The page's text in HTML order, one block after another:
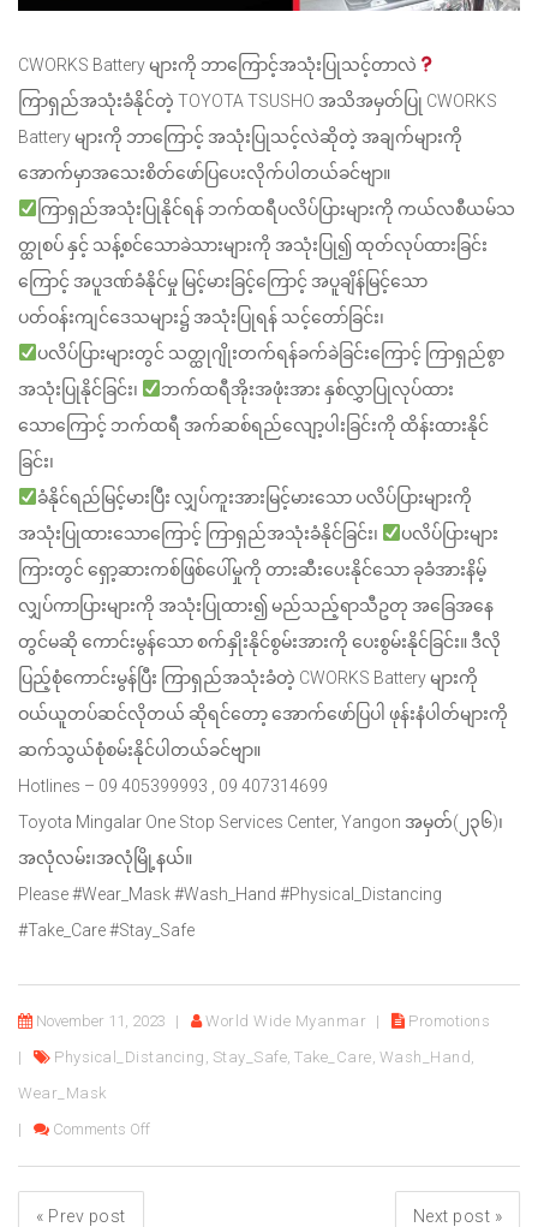
CWORKS Battery များကို ဘာကြောင့်အသုံးပြုသင့်တာလဲ
ကြာရှည်အသုံးခံနိုင်တဲ့ TOYOTA TSUSHO အသိအမှတ်ပြု CWORKS
Battery များကို ဘာကြောင့် အသုံးပြုသင့်လဲဆိုတဲ့ အချက်များကို
အောက်မှာအသေးစိတ်ဖော်ပြပေးလိုက်ပါတယ်ခင်ဗျာ။
ကြာရှည်အသုံးပြုနိုင်ရန် ဘက်ထရီပလိပ်ပြားများကို ကယ်လစီယမ်သ
တ္ထုစပ် နှင့် သန့်စင်သောခဲသားများကို အသုံးပြု၍ ထုတ်လုပ်ထားခြင်း
ကြောင့် အပူဒဏ်ခံနိုင်မှု မြင့်မားခြင့်ကြောင့် အပူချိန်မြင့်သော
ပတ်ဝန်းကျင်ဒေသများ၌ အသုံးပြုရန် သင့်တော်ခြင်း၊
ပလိပ်ပြားများတွင် သတ္ထုဂျိုးတက်ရန်ခက်ခဲခြင်းကြောင့် ကြာရှည်စွာ
အသုံးပြုနိုင်ခြင်း၊
ဘက်ထရီအိုးအဖုံးအား နှစ်လွှာပြုလုပ်ထား
သောကြောင့် ဘက်ထရီ အက်ဆစ်ရည်လျော့ပါးခြင်းကို ထိန်းထားနိုင်
ခြင်း၊
ခံနိုင်ရည်မြင့်မားပြီး လျှပ်ကူးအားမြင့်မားသော ပလိပ်ပြားများကို
အသုံးပြုထားသောကြောင့် ကြာရှည်အသုံးခံနိုင်ခြင်း၊
ပလိပ်ပြားများ
ကြားတွင် ရှော့ဆားကစ်ဖြစ်ပေါ်မှုကို တားဆီးပေးနိုင်သော ခုခံအားနိမ့်
လျှပ်ကာပြားများကို အသုံးပြုထား၍ မည်သည့်ရာသီဥတု အခြေအနေ
တွင်မဆို ကောင်းမွန်သော စက်နှိုးနိုင်စွမ်းအားကို ပေးစွမ်းနိုင်ခြင်း။ ဒီလို
ပြည့်စုံကောင်းမွန်ပြီး ကြာရှည်အသုံးခံတဲ့ CWORKS Battery များကို
ဝယ်ယူတပ်ဆင်လိုတယ် ဆိုရင်တော့ အောက်ဖော်ပြပါ ဖုန်းနံပါတ်များကို
ဆက်သွယ်စုံစမ်းနိုင်ပါတယ်ခင်ဗျာ။
Hotlines – 09 405399993 , 09 407314699
Toyota Mingalar One Stop Services Center, Yangon အမှတ်(၂၃၆)၊
အလုံလမ်း၊အလုံမြို့နယ်။
Please #Wear_Mask #Wash_Hand #Physical_Distancing
#Take_Care #Stay_Safe
November 11, 2023 World Wide Myanmar
Promotions
Physical_Distancing , Stay_Safe, Take_Care, Wash_Hand ,
Wear_Mask
Comments Offon CWORKS Battery များကို ဘာကြောင့်အသုံးပြုသင့်တာ
« Prev post Next post »